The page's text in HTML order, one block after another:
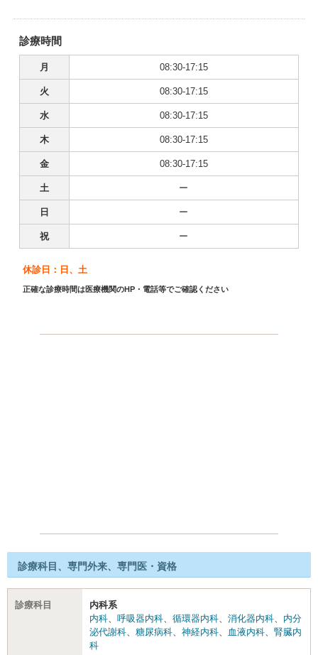
診療時間
月 08:30-17:15
火 08:30-17:15
水 08:30-17:15
木 08:30-17:15
金 08:30-17:15
土 ー
日 ー
祝 ー
休診日：日、土
正確な診療時間は医療機関のHP・電話等でご確認ください
診療科目、専門外来、専門医・資格
診療科目
内科系
内科
呼吸器内科 循環器内科 消化器内科
内分
泌代謝科
糖尿病科 神経内科 血液内科
腎臓内
科